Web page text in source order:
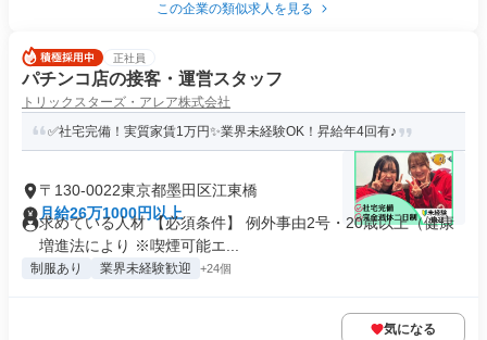
この企業の類似求人を見る
正社員
パチンコ店の接客・運営スタッフ
トリックスターズ・アレア株式会社
✅社宅完備！実質家賃1万円✨業界未経験OK！昇給年4回有♪
〒130-0022東京都墨田区江東橋
月給26万1000円以上
求めている人材 【必須条件】 例外事由2号・20歳以上（健康
増進法により ※喫煙可能エ...
制服あり 業界未経験歓迎 +24個
気になる